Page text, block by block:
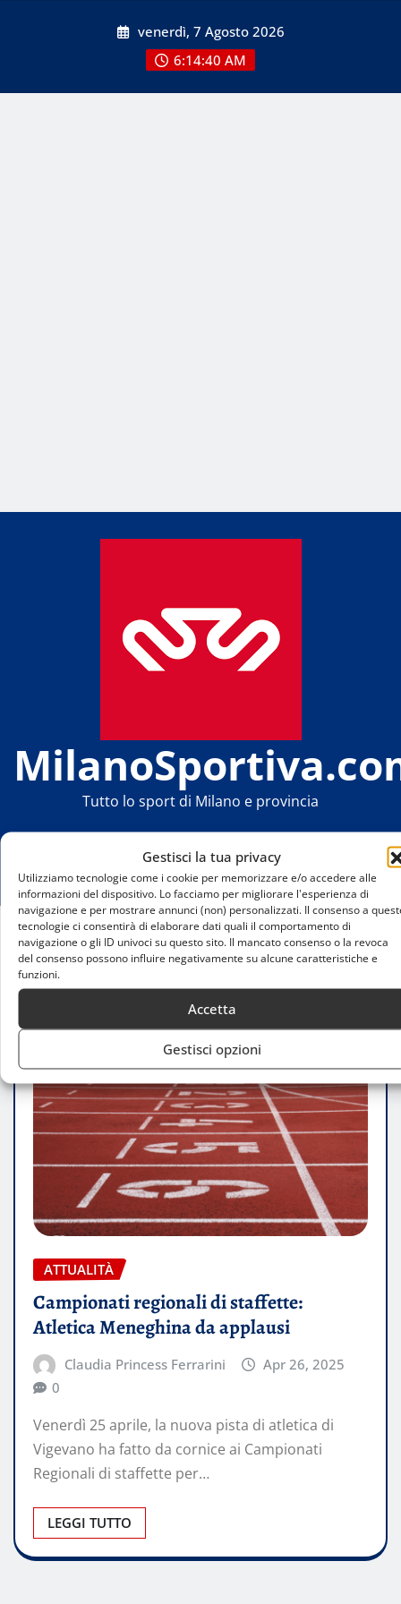
Gestisci la tua privacy
Utilizziamo tecnologie come i cookie per memorizzare e/o accedere alle
informazioni del dispositivo. Lo facciamo per migliorare l'esperienza di
navigazione e per mostrare annunci (non) personalizzati. Il consenso a
tecnologie ci consentirà di elaborare dati quali il comportamento di
navigazione o gli ID univoci su questo sito. Il mancato consenso o la revoca
del consenso possono influire negativamente su alcune caratteristiche e
funzioni.
Accetta
Gestisci opzioni
venerdì, 7 Agosto 2026
6:14:40 AM
Tutto lo sport di Milano e provincia
Home
Campionati regionali di staffette: Atletica
Meneghina da applausi
ATTUALITÀ
Campionati regionali di staffette:
Atletica Meneghina da applausi
Claudia Princess Ferrarini
Apr 26, 2025
0
Venerdì 25 aprile, la nuova pista di atletica di
Vigevano ha fatto da cornice ai Campionati
Regionali di staffette per…
LEGGI TUTTO